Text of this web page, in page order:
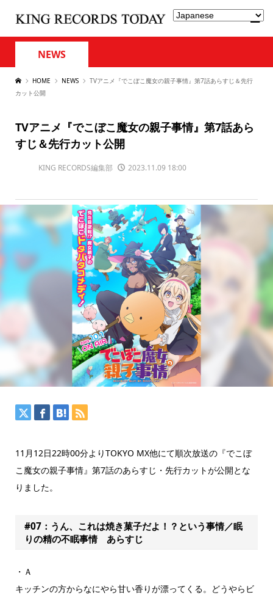
NEWS
HOME NEWS
TVアニメ『でこぼこ魔女の親子事情』第7話あらすじ＆先行
カット公開
TVアニメ『でこぼこ魔女の親子事情』第7話あら
すじ＆先行カット公開
KING RECORDS編集部 2023.11.09 18:00
11月12日22時00分よりTOKYO MX他にて順次放送の『でこぼ
こ魔女の親子事情』第7話のあらすじ・先行カットが公開とな
りました。
#07：うん、これは焼き菓子だよ！？という事情／眠
りの精の不眠事情 あらすじ
・Ａ
キッチンの方からなにやら甘い香りが漂ってくる。どうやらビ